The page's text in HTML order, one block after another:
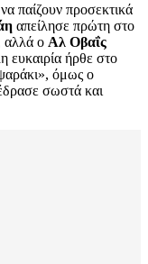
παίζουν προσεκτικά
απείλησε πρώτη στο
αλλά ο Αλ Οβαΐς
ευκαιρία ήρθε στο
όμως ο
σωστά και